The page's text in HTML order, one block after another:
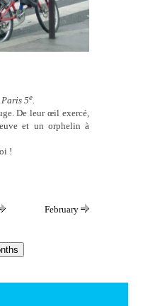
Paris 5e.
De leur œil exercé,
et un orphelin à
!
February